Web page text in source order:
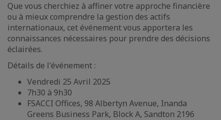
Que vous cherchiez à affiner votre approche financière
ou à mieux comprendre la gestion des actifs
internationaux, cet événement vous apportera les
connaissances nécessaires pour prendre des décisions
éclairées.
Détails de l'événement :
Vendredi 25 Avril 2025
7h30 à 9h30
FSACCI Offices, 98 Albertyn Avenue, Inanda
Greens Business Park, Block A, Sandton 2196